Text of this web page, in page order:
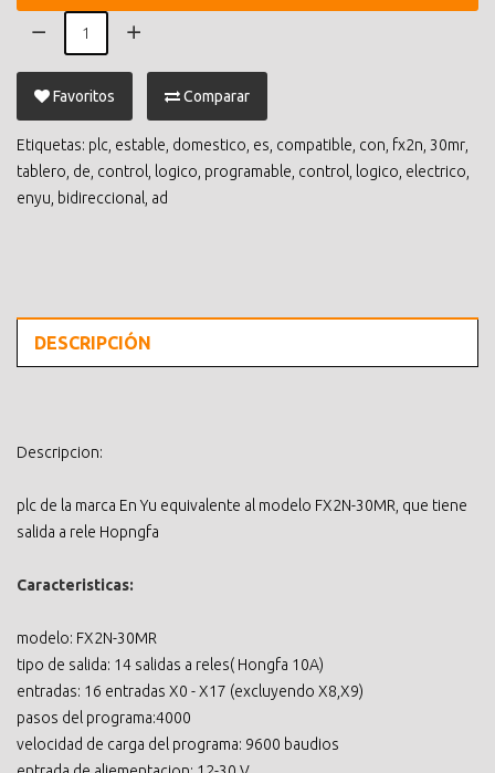
Favoritos Comparar
Etiquetas: plc estable domestico es compatible con fx2n 30mr
tablero de control logico programable control logico electrico
enyu bidireccional ad
DESCRIPCIÓN
Descripcion:
plc de la marca En Yu equivalente al modelo FX2N-30MR, que tiene
salida a rele Hopngfa
Caracteristicas:
modelo: FX2N-30MR
tipo de salida: 14 salidas a reles( Hongfa 10A)
entradas: 16 entradas X0 - X17 (excluyendo X8,X9)
pasos del programa:4000
velocidad de carga del programa: 9600 baudios